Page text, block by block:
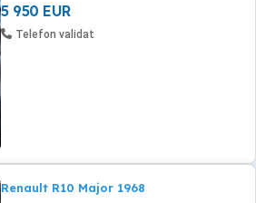
5 950 EUR
Telefon validat
Renault R10 Major 1968